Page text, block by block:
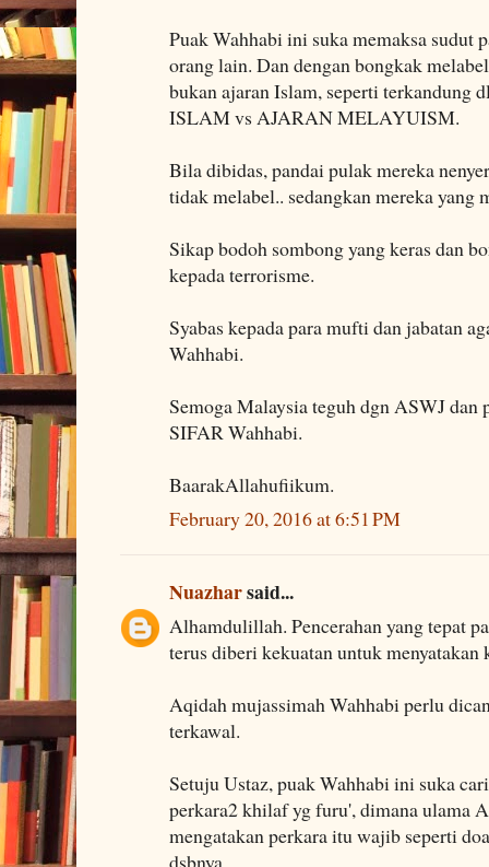
Puak Wahhabi ini suka memaksa sudut
orang lain. Dan dengan bongkak
bukan ajaran Islam, seperti
ISLAM vs AJARAN MELAYUISM.
Bila dibidas, pandai pulak mereka
tidak melabel.. sedangkan mereka yang
Sikap bodoh sombong yang keras dan
kepada terrorisme.
Syabas kepada para mufti dan jabatan
Wahhabi.
Semoga Malaysia teguh dgn ASWJ dan
SIFAR Wahhabi.
BaarakAllahufiikum.
February 20, 2016 at 6:51 PM
Nuazharsaid...
Alhamdulillah. Pencerahan yang tepat
terus diberi kekuatan untuk menyatakan
Aqidah mujassimah Wahhabi perlu
terkawal.
Setuju Ustaz, puak Wahhabi ini suka
perkara2 khilaf yg furu', dimana ulama
mengatakan perkara itu wajib seperti
dsbnya.